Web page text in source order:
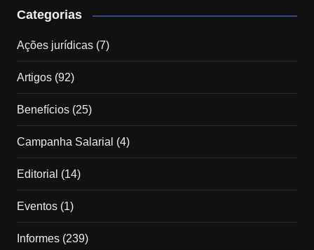
Categorias
Ações jurídicas(7)
Artigos(92)
Benefícios(25)
Campanha Salarial (4)
Editorial (14)
Eventos(1)
Informes(239)